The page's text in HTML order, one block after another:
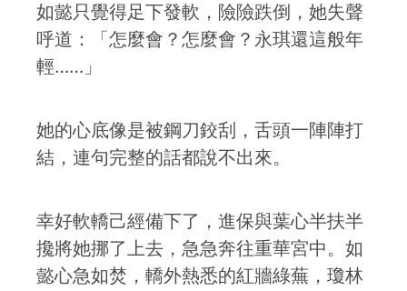
如懿只覺得足下發軟，險險跌倒，她失聲
呼道：「怎麼會？怎麼會？永琪還這般年
輕……」
她的心底像是被鋼刀鉸刮，舌頭一陣陣打
結，連句完整的話都說不出來。
幸好軟轎己經備下了，進保與葉心半扶半
攙將她挪了上去，急急奔往重華宮中。如
懿心急如焚，轎外熱悉的紅牆綠蕪，瓊林